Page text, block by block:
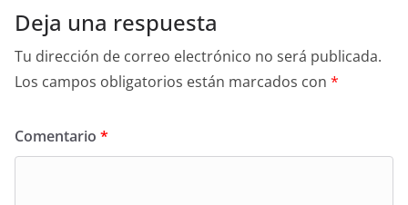
Deja una respuesta
Tu dirección de correo electrónico no será publicada.
Los campos obligatorios están marcados con *
Comentario *